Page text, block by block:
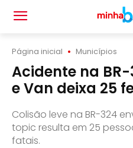
Página inicial Municípios
Acidente na
e Van deixa 25
Colisão leve na BR-324
topic resulta em 25
fatais.